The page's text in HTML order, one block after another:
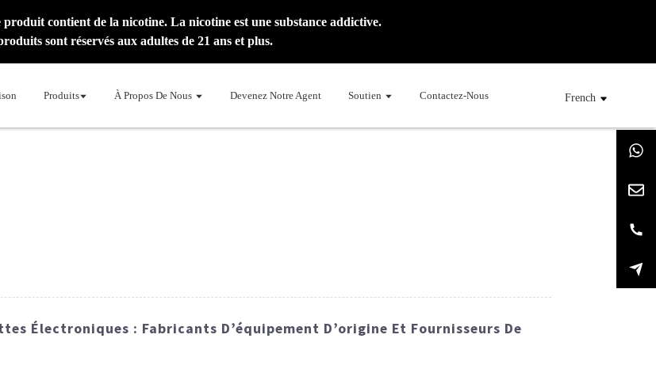
contient de la nicotine. La nicotine est une substance addictive.
sont réservés aux adultes de 21 ans et plus.
Produits À Propos De Nous Devenez Notre Agent Soutien Contactez-Nous French
Électroniques : Fabricants D’équipement D’origine Et Fournisseurs De